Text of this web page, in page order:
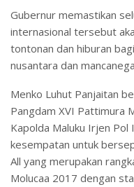
Gubernur memastikan
internasional tersebut
tontonan dan hiburan
nusantara dan
Menko Luhut Panjaitan
Pangdam XVI Pattimura
Kapolda Maluku Irjen Pol
kesempatan untuk
All yang merupakan
Molucaa 2017 dengan